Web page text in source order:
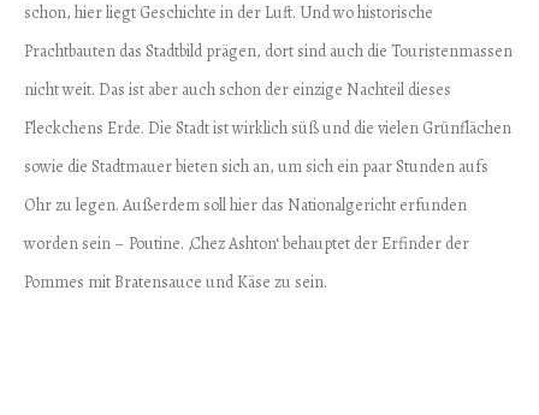
schon, hier liegt Geschichte in der Luft. Und wo historische
Prachtbauten das Stadtbild prägen, dort sind auch die Touristenmassen
nicht weit. Das ist aber auch schon der einzige Nachteil dieses
Fleckchens Erde. Die Stadt ist wirklich süß und die vielen Grünflächen
sowie die Stadtmauer bieten sich an, um sich ein paar Stunden aufs
Ohr zu legen. Außerdem soll hier das Nationalgericht erfunden
worden sein – Poutine. ‚Chez Ashton‘ behauptet der Erfinder der
Pommes mit Bratensauce und Käse zu sein.